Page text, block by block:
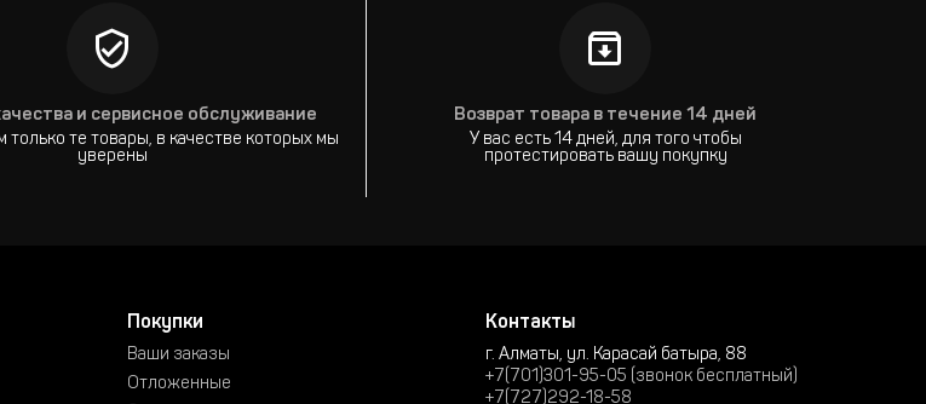
и сервисное обслуживание
только те товары, в качестве которых мы
уверены
Возврат товара в течение 14 дней
У вас есть 14 дней, для того чтобы
протестировать вашу покупку
Покупки
Ваши заказы
Отложенные
Контакты
г. Алматы, ул. Карасай батыра, 88
+7(701)301-95-05 (звонок бесплатный)
+7(727)292-18-58